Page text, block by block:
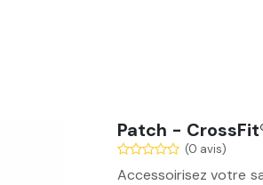
Patch -
(0 avis)
Accessoirisez votre